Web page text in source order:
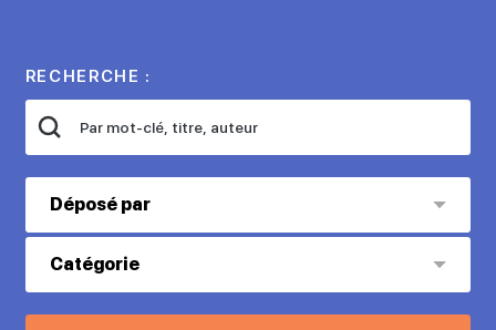
RECHERCHE :
Déposé par
Catégorie